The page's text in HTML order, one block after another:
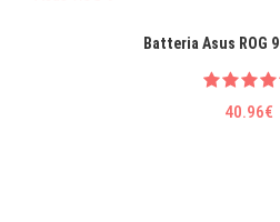
Batteria Asus ROG
40.96€